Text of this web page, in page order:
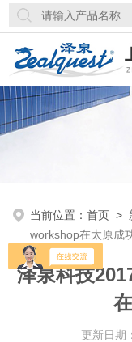
当前位置：首页 >
workshop在太原成
泽泉科技
更新日